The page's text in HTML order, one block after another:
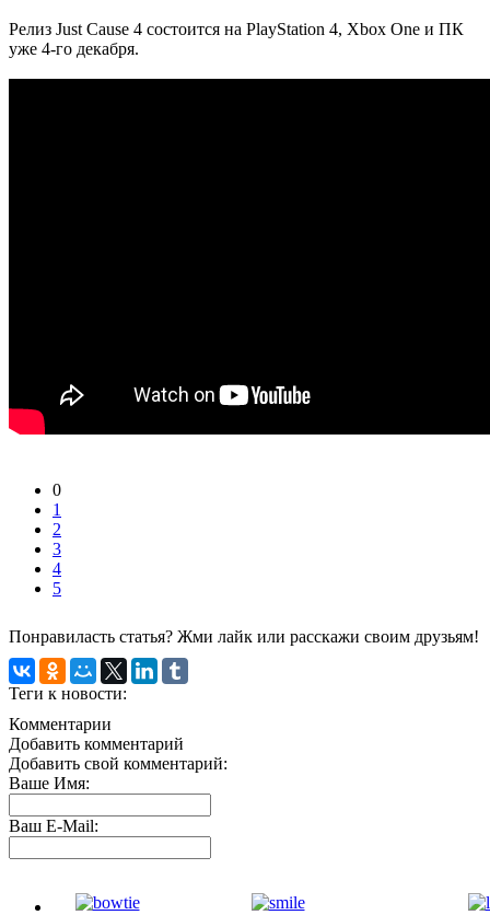
Релиз Just Cause 4 состоится на PlayStation 4, Xbox One и ПК
уже 4-го декабря.
0
1
2
3
4
5
Понравиласть статья? Жми лайк или расскажи своим друзьям!
Теги к новости:
Комментарии
Добавить комментарий
Добавить свой комментарий:
Ваше Имя:
Ваш E-Mail: